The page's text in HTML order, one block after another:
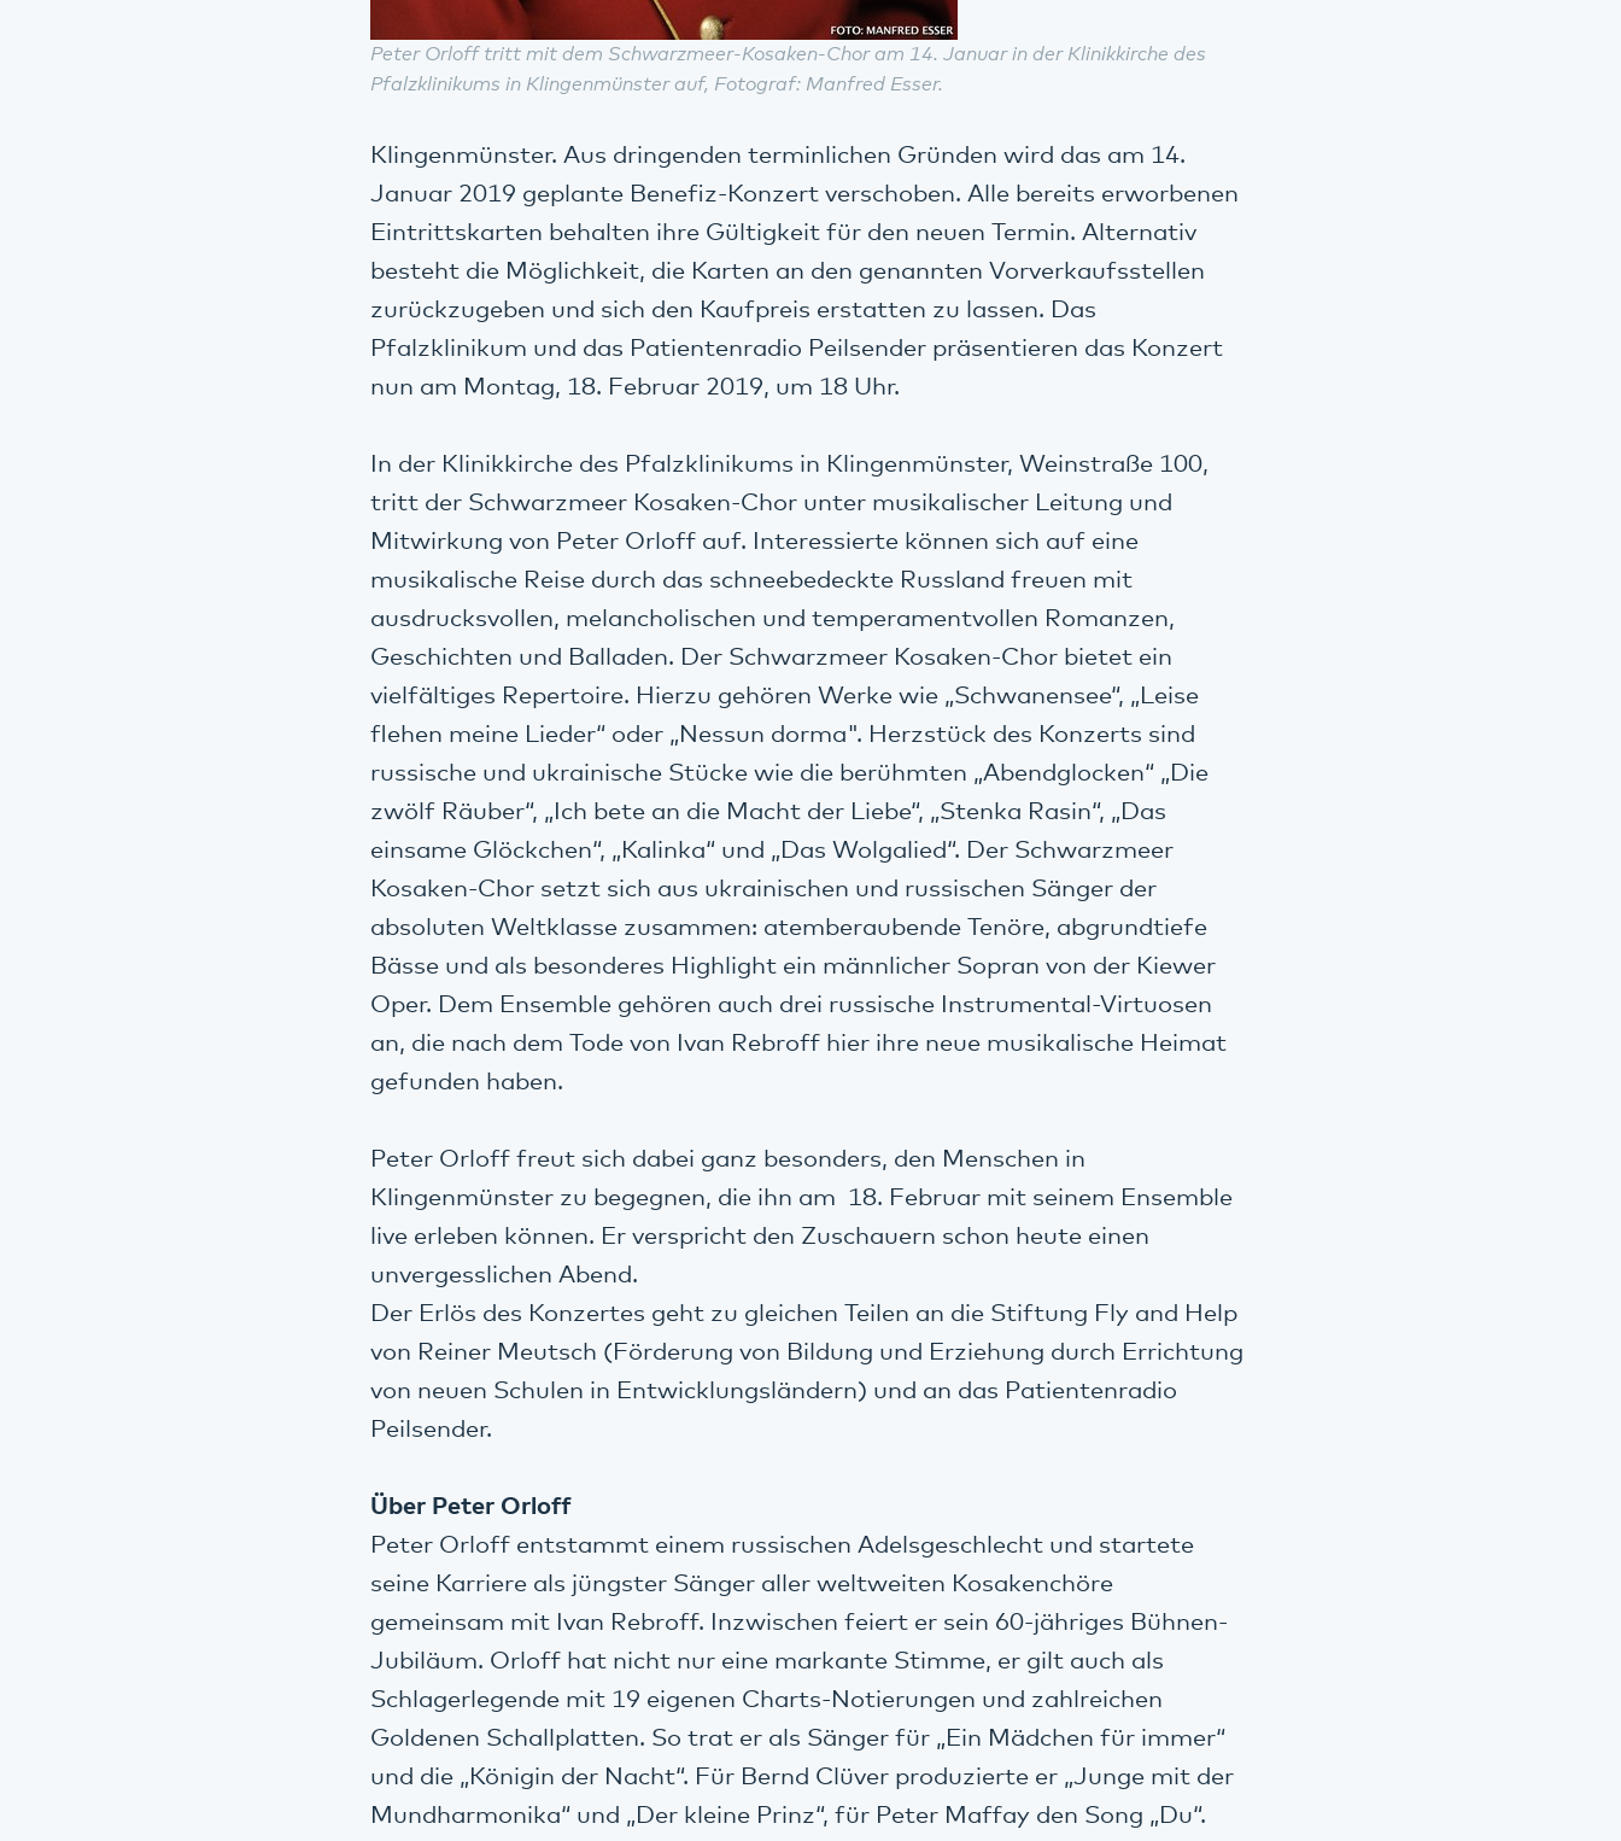
Peter Orloff tritt mit dem Schwarzmeer-Kosaken-Chor am 14. Januar in der Klinikkirche des
Pfalzklinikums in Klingenmünster auf, Fotograf: Manfred Esser.
Klingenmünster. Aus dringenden terminlichen Gründen wird das am 14.
Januar 2019 geplante Benefiz-Konzert verschoben. Alle bereits erworbenen
Eintrittskarten behalten ihre Gültigkeit für den neuen Termin. Alternativ
besteht die Möglichkeit, die Karten an den genannten Vorverkaufsstellen
zurückzugeben und sich den Kaufpreis erstatten zu lassen. Das
Pfalzklinikum und das Patientenradio Peilsender präsentieren das Konzert
nun am Montag, 18. Februar 2019, um 18 Uhr.
In der Klinikkirche des Pfalzklinikums in Klingenmünster, Weinstraße 100,
tritt der Schwarzmeer Kosaken-Chor unter musikalischer Leitung und
Mitwirkung von Peter Orloff auf. Interessierte können sich auf eine
musikalische Reise durch das schneebedeckte Russland freuen mit
ausdrucksvollen, melancholischen und temperamentvollen Romanzen,
Geschichten und Balladen. Der Schwarzmeer Kosaken-Chor bietet ein
vielfältiges Repertoire. Hierzu gehören Werke wie „Schwanensee“, „Leise
flehen meine Lieder“ oder „Nessun dorma". Herzstück des Konzerts sind
russische und ukrainische Stücke wie die berühmten „Abendglocken“ „Die
zwölf Räuber“, „Ich bete an die Macht der Liebe“, „Stenka Rasin“, „Das
einsame Glöckchen“, „Kalinka“ und „Das Wolgalied“. Der Schwarzmeer
Kosaken-Chor setzt sich aus ukrainischen und russischen Sänger der
absoluten Weltklasse zusammen: atemberaubende Tenöre, abgrundtiefe
Bässe und als besonderes Highlight ein männlicher Sopran von der Kiewer
Oper. Dem Ensemble gehören auch drei russische Instrumental-Virtuosen
an, die nach dem Tode von Ivan Rebroff hier ihre neue musikalische Heimat
gefunden haben.
Peter Orloff freut sich dabei ganz besonders, den Menschen in
Klingenmünster zu begegnen, die ihn am 18. Februar mit seinem Ensemble
live erleben können. Er verspricht den Zuschauern schon heute einen
unvergesslichen Abend.
Der Erlös des Konzertes geht zu gleichen Teilen an die Stiftung Fly and Help
von Reiner Meutsch (Förderung von Bildung und Erziehung durch Errichtung
von neuen Schulen in Entwicklungsländern) und an das Patientenradio
Peilsender.
Über Peter Orloff
Peter Orloff entstammt einem russischen Adelsgeschlecht und startete
seine Karriere als jüngster Sänger aller weltweiten Kosakenchöre
gemeinsam mit Ivan Rebroff. Inzwischen feiert er sein 60-jähriges Bühnen-
Jubiläum. Orloff hat nicht nur eine markante Stimme, er gilt auch als
Schlagerlegende mit 19 eigenen Charts-Notierungen und zahlreichen
Goldenen Schallplatten. So trat er als Sänger für „Ein Mädchen für immer“
und die „Königin der Nacht“. Für Bernd Clüver produzierte er „Junge mit der
Mundharmonika“ und „Der kleine Prinz“, für Peter Maffay den Song „Du“.